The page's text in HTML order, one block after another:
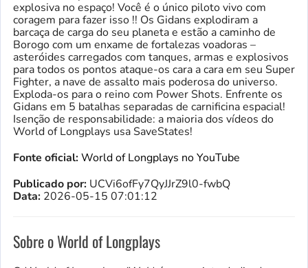
explosiva no espaço! Você é o único piloto vivo com
coragem para fazer isso !! Os Gidans explodiram a
barcaça de carga do seu planeta e estão a caminho de
Borogo com um enxame de fortalezas voadoras –
asteróides carregados com tanques, armas e explosivos
para todos os pontos ataque-os cara a cara em seu Super
Fighter, a nave de assalto mais poderosa do universo.
Exploda-os para o reino com Power Shots. Enfrente os
Gidans em 5 batalhas separadas de carnificina espacial!
Isenção de responsabilidade: a maioria dos vídeos do
World of Longplays usa SaveStates!
Fonte oficial:World of Longplays no YouTube
Publicado por: UCVi6ofFy7QyJJrZ9l0-fwbQ
Data: 2026-05-15 07:01:12
Sobre o World of Longplays